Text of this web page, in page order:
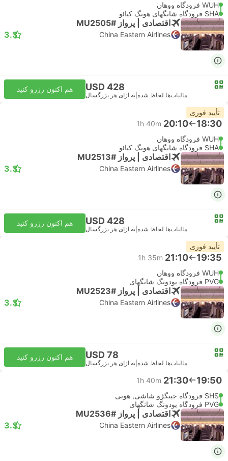
WUH فرودگاه ووهان
SHA فرودگاه شانگهای هونگ کیائو
اقتصادی | پرواز #MU2505
China Eastern Airlines
3.3
USD 428
مالیات‌ها لحاظ شده به ازای هر بزرگسال
هم اکنون رزرو کنید
تأیید فوری
18:30
20:10
1h 40m
WUH فرودگاه ووهان
SHA فرودگاه شانگهای هونگ کیائو
اقتصادی | پرواز #MU2513
China Eastern Airlines
3.3
USD 428
مالیات‌ها لحاظ شده به ازای هر بزرگسال
هم اکنون رزرو کنید
تأیید فوری
19:35
21:10
1h 35m
WUH فرودگاه ووهان
PVG فرودگاه پودونگ شانگهای
اقتصادی | پرواز #MU2523
China Eastern Airlines
3.3
USD 78
مالیات‌ها لحاظ شده به ازای هر بزرگسال
هم اکنون رزرو کنید
19:50
21:30
1h 40m
SHS فرودگاه جینگژو شاشی, هوبی
PVG فرودگاه پودونگ شانگهای
اقتصادی | پرواز #MU2536
China Eastern Airlines
3.3